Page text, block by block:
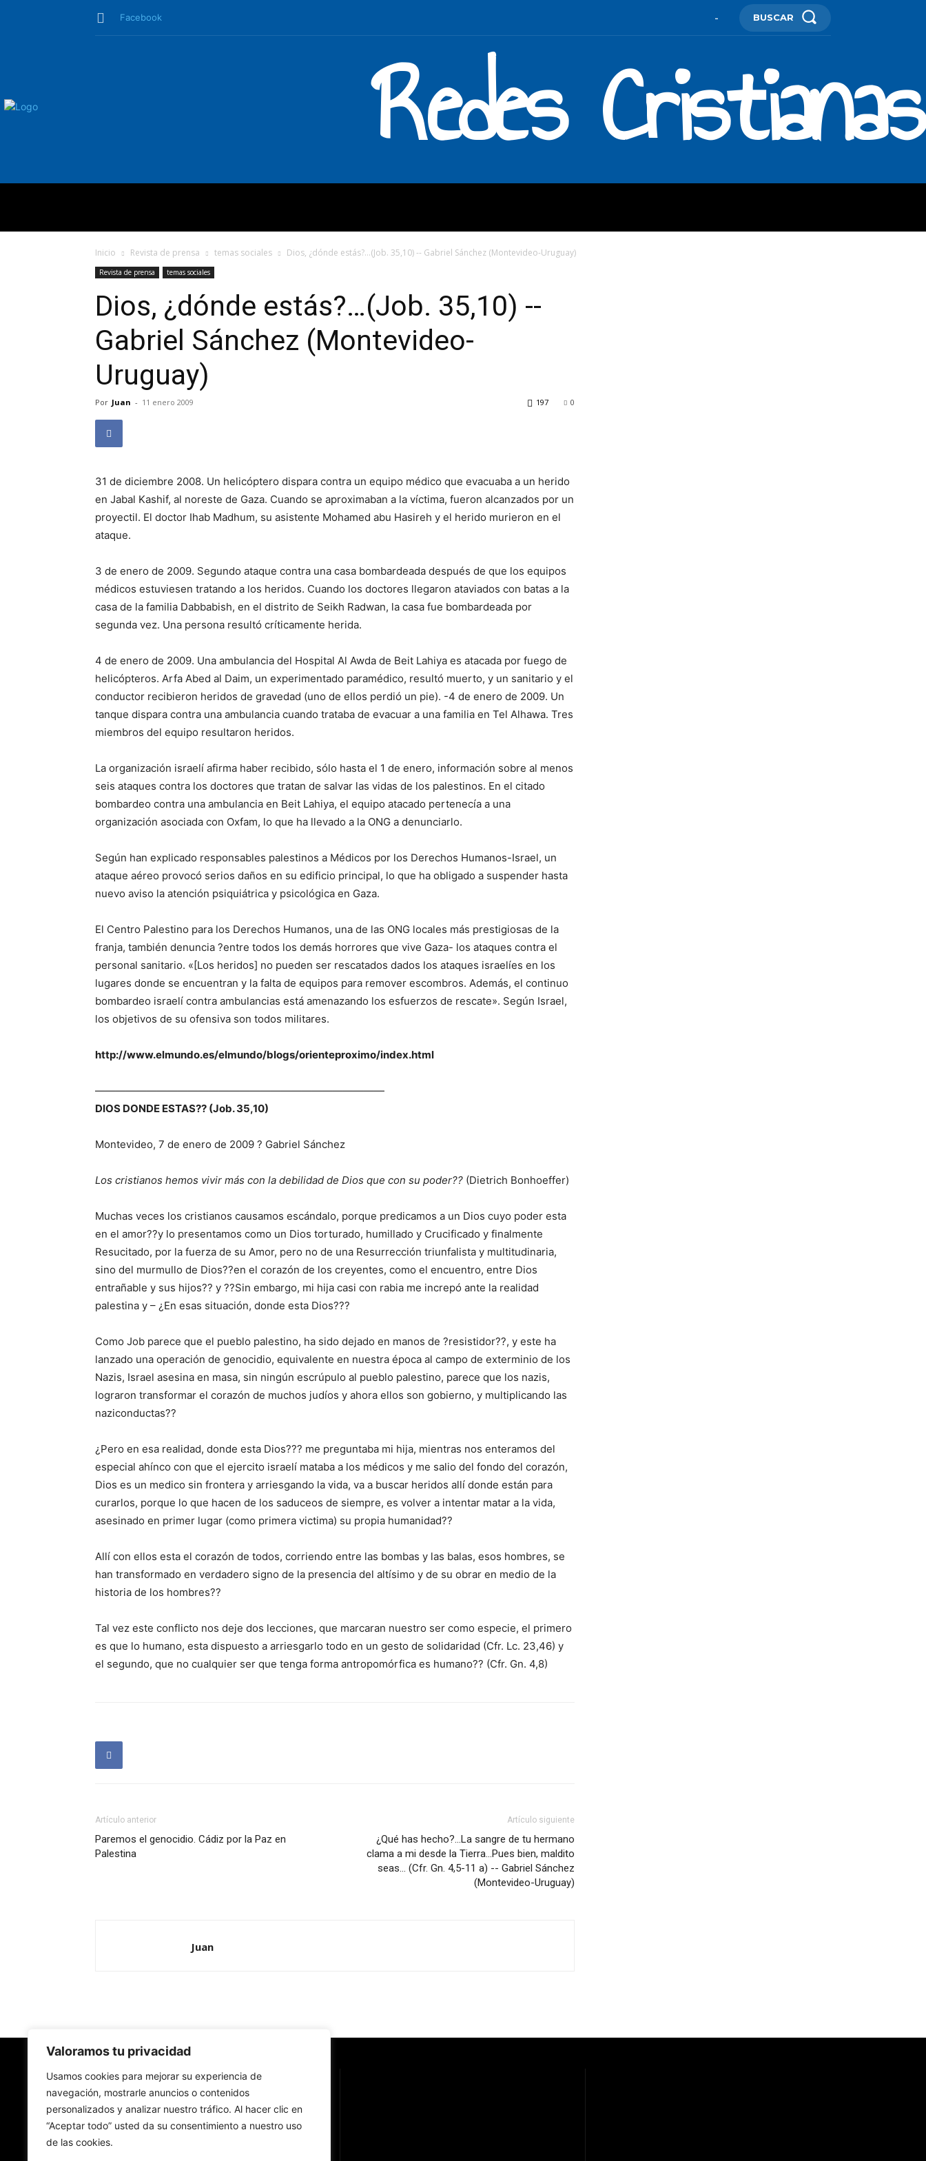
Valoramos tu privacidad
Usamos cookies para mejorar su experiencia de
navegación, mostrarle anuncios o contenidos
personalizados y analizar nuestro tráfico. Al hacer clic en
“Aceptar todo” usted da su consentimiento a nuestro uso
de las cookies.
Facebook - BUSCAR
Redes Cristianas
Inicio Revista de prensa temas sociales Dios, ¿dónde estás?…(Job. 35,10) -- Gabriel Sánchez (Montevideo-Uruguay)
Revista de prensa temas sociales
Dios, ¿dónde estás?…(Job. 35,10) --
Gabriel Sánchez (Montevideo-
Uruguay)
Por Juan - 11 enero 2009 0
197
31 de diciembre 2008. Un helicóptero dispara contra un equipo médico que evacuaba a un herido
en Jabal Kashif, al noreste de Gaza. Cuando se aproximaban a la víctima, fueron alcanzados por un
proyectil. El doctor Ihab Madhum, su asistente Mohamed abu Hasireh y el herido murieron en el
ataque.
3 de enero de 2009. Segundo ataque contra una casa bombardeada después de que los equipos
médicos estuviesen tratando a los heridos. Cuando los doctores llegaron ataviados con batas a la
casa de la familia Dabbabish, en el distrito de Seikh Radwan, la casa fue bombardeada por
segunda vez. Una persona resultó críticamente herida.
4 de enero de 2009. Una ambulancia del Hospital Al Awda de Beit Lahiya es atacada por fuego de
helicópteros. Arfa Abed al Daim, un experimentado paramédico, resultó muerto, y un sanitario y el
conductor recibieron heridos de gravedad (uno de ellos perdió un pie). -4 de enero de 2009. Un
tanque dispara contra una ambulancia cuando trataba de evacuar a una familia en Tel Alhawa. Tres
miembros del equipo resultaron heridos.
La organización israelí afirma haber recibido, sólo hasta el 1 de enero, información sobre al menos
seis ataques contra los doctores que tratan de salvar las vidas de los palestinos. En el citado
bombardeo contra una ambulancia en Beit Lahiya, el equipo atacado pertenecía a una
organización asociada con Oxfam, lo que ha llevado a la ONG a denunciarlo.
Según han explicado responsables palestinos a Médicos por los Derechos Humanos-Israel, un
ataque aéreo provocó serios daños en su edificio principal, lo que ha obligado a suspender hasta
nuevo aviso la atención psiquiátrica y psicológica en Gaza.
El Centro Palestino para los Derechos Humanos, una de las ONG locales más prestigiosas de la
franja, también denuncia ?entre todos los demás horrores que vive Gaza- los ataques contra el
personal sanitario. «[Los heridos] no pueden ser rescatados dados los ataques israelíes en los
lugares donde se encuentran y la falta de equipos para remover escombros. Además, el continuo
bombardeo israelí contra ambulancias está amenazando los esfuerzos de rescate». Según Israel,
los objetivos de su ofensiva son todos militares.
http://www.elmundo.es/elmundo/blogs/orienteproximo/index.html
————————————————————————————
DIOS DONDE ESTAS?? (Job. 35,10)
Montevideo, 7 de enero de 2009 ? Gabriel Sánchez
Los cristianos hemos vivir más con la debilidad de Dios que con su poder?? (Dietrich Bonhoeffer)
Muchas veces los cristianos causamos escándalo, porque predicamos a un Dios cuyo poder esta
en el amor??y lo presentamos como un Dios torturado, humillado y Crucificado y finalmente
Resucitado, por la fuerza de su Amor, pero no de una Resurrección triunfalista y multitudinaria,
sino del murmullo de Dios??en el corazón de los creyentes, como el encuentro, entre Dios
entrañable y sus hijos?? y ??Sin embargo, mi hija casi con rabia me increpó ante la realidad
palestina y – ¿En esas situación, donde esta Dios???
Como Job parece que el pueblo palestino, ha sido dejado en manos de ?resistidor??, y este ha
lanzado una operación de genocidio, equivalente en nuestra época al campo de exterminio de los
Nazis, Israel asesina en masa, sin ningún escrúpulo al pueblo palestino, parece que los nazis,
lograron transformar el corazón de muchos judíos y ahora ellos son gobierno, y multiplicando las
naziconductas??
¿Pero en esa realidad, donde esta Dios??? me preguntaba mi hija, mientras nos enteramos del
especial ahínco con que el ejercito israelí mataba a los médicos y me salio del fondo del corazón,
Dios es un medico sin frontera y arriesgando la vida, va a buscar heridos allí donde están para
curarlos, porque lo que hacen de los saduceos de siempre, es volver a intentar matar a la vida,
asesinado en primer lugar (como primera victima) su propia humanidad??
Allí con ellos esta el corazón de todos, corriendo entre las bombas y las balas, esos hombres, se
han transformado en verdadero signo de la presencia del altísimo y de su obrar en medio de la
historia de los hombres??
Tal vez este conflicto nos deje dos lecciones, que marcaran nuestro ser como especie, el primero
es que lo humano, esta dispuesto a arriesgarlo todo en un gesto de solidaridad (Cfr. Lc. 23,46) y
el segundo, que no cualquier ser que tenga forma antropomórfica es humano?? (Cfr. Gn. 4,8)
Artículo anterior
Paremos el genocidio. Cádiz por la Paz en
Palestina
Artículo siguiente
¿Qué has hecho?…La sangre de tu hermano
clama a mi desde la Tierra…Pues bien, maldito
seas… (Cfr. Gn. 4,5-11 a) -- Gabriel Sánchez
(Montevideo-Uruguay)
Juan
Redes Cristianas
Una mirada alternativa sobre la Iglesia católica y la
- Colectivos de Redes Cristianas